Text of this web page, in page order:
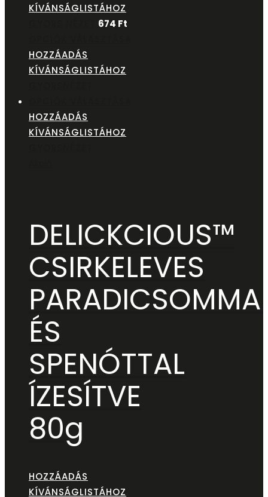
KÍVÁNSÁGLISTÁHOZ
674 Ft
HOZZÁADÁS
KÍVÁNSÁGLISTÁHOZ
HOZZÁADÁS
KÍVÁNSÁGLISTÁHOZ
DELICKCIOUS™
CSIRKELEVES
ÉS
SPENÓTTAL
ÍZESÍTVE
80g
HOZZÁADÁS
KÍVÁNSÁGLISTÁHOZ